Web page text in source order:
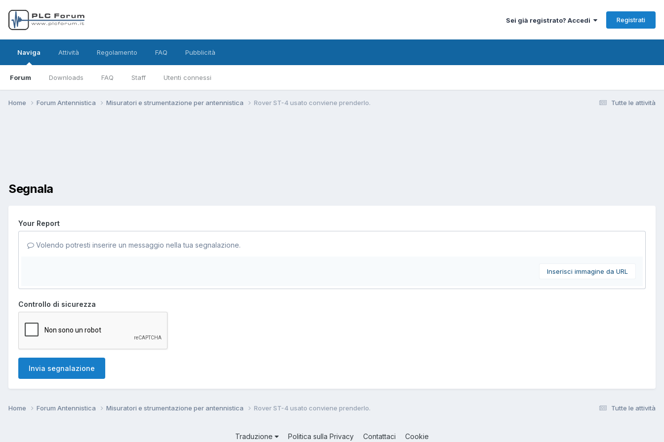
Sei già registrato? Accedi Registrati
Naviga
Forum Downloads FAQ Staff Utenti connessi
Attività Regolamento FAQ Pubblicità
Tutte le attività
Home Forum Antennistica Misuratori e strumentazione per antennistica Rover ST-4 usato conviene prenderlo.
Segnala
Your Report
Volendo potresti inserire un messaggio nella tua segnalazione.
Inserisci immagine da URL
Controllo di sicurezza
Invia segnalazione
Tutte le attività
Home Forum Antennistica Misuratori e strumentazione per antennistica Rover ST-4 usato conviene prenderlo.
Traduzione Politica sulla Privacy Contattaci Cookie